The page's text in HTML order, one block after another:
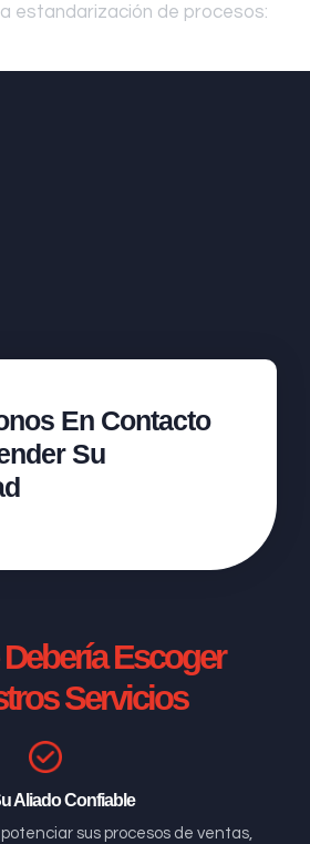
estandarización de procesos:
En Contacto
Su
Escoger
Servicios
Aliado Confiable
sus procesos de ventas,